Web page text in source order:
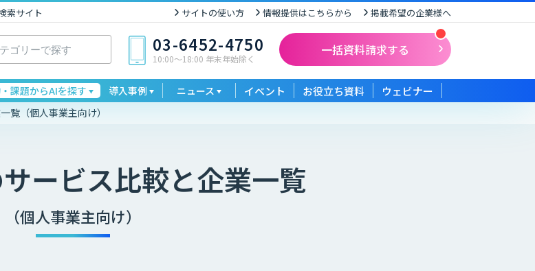
索サイト サイトの使い方 情報提供はこちらから 掲載希望の企業様へ
03-6452-4750
10:00〜18:00 年末年始除く
一括資料請求する
課題からAIを探す 導入事例 ニュース イベント お役立ち資料 ウェビナー
覧（個人事業主向け）
ービス比較と企業一覧
（個人事業主向け）